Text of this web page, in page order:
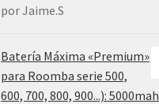
Valorado con
por Jaime.S
Batería Máxima «Premium»
para Roomba serie 500,
600, 700, 800, 900...): 5000mah